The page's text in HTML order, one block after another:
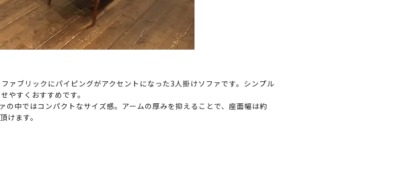
ァブリックにパイピングがアクセントになった3人掛けソファです。シンプル
やすくおすすめです。
中ではコンパクトなサイズ感。アームの厚みを抑えることで、座面幅は約
けます。